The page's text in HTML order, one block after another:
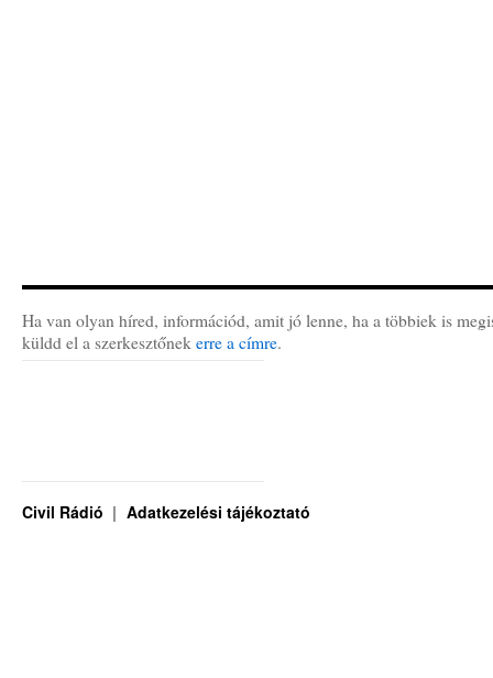
Ha van olyan híred, információd, amit jó lenne, ha a többiek is
küldd el a szerkesztőnek erre a címre.
Civil Rádió Adatkezelési tájékoztató